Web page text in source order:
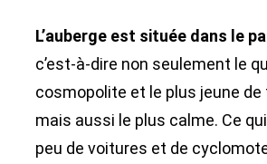
L’auberge est située dans le
c’est-à-dire non seulement le
cosmopolite et le plus jeune de
mais aussi le plus calme. Ce
peu de voitures et de